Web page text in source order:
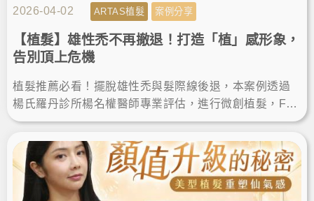
2026-04-02 ARTAS植髮 案例分享
【植髮】雄性禿不再撤退！打造「植」感形象，
告別頂上危機
植髮推薦必看！擺脫雄性禿與髮際線後退，本案例透過
楊氏羅丹診所楊名權醫師專業評估，進行微創植髮，FU
E植髮恢復期快，術後順利告別落髮空洞，重獲自然濃密
髮量與自信。